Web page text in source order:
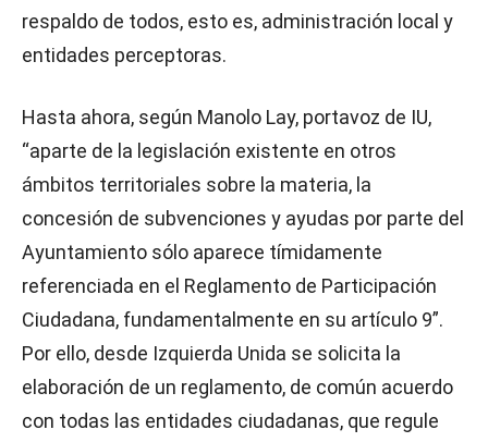
respaldo de todos, esto es, administración local y
entidades perceptoras.
Hasta ahora, según Manolo Lay, portavoz de IU,
“aparte de la legislación existente en otros
ámbitos territoriales sobre la materia, la
concesión de subvenciones y ayudas por parte del
Ayuntamiento sólo aparece tímidamente
referenciada en el Reglamento de Participación
Ciudadana, fundamentalmente en su artículo 9”.
Por ello, desde Izquierda Unida se solicita la
elaboración de un reglamento, de común acuerdo
con todas las entidades ciudadanas, que regule